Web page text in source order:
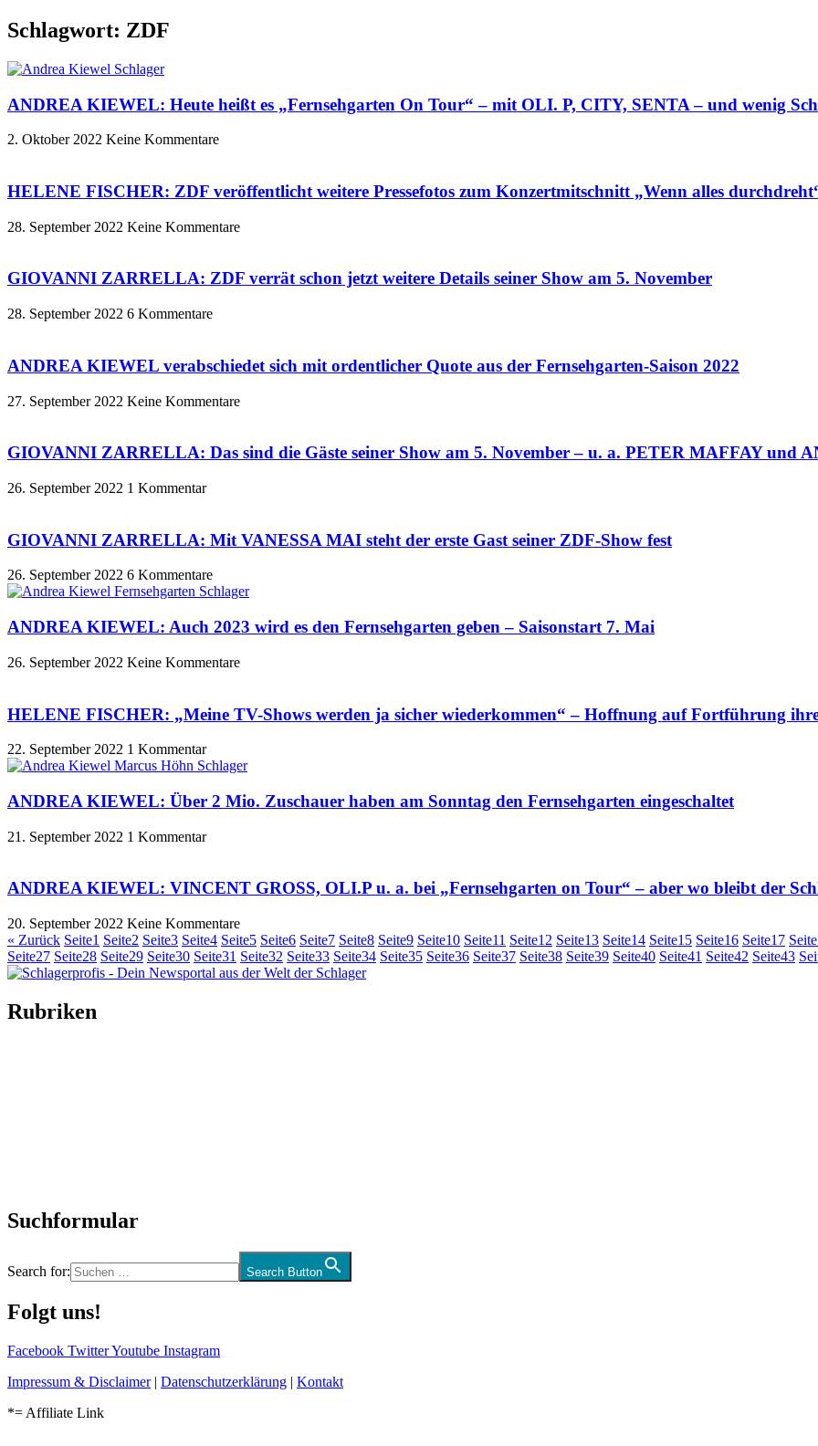
Schlagwort: ZDF
ANDREA KIEWEL: Heute heißt es „Fernsehgarten On Tour“ – mit OLI. P, CITY, SENTA – und wenig
2. Oktober 2022 Keine Kommentare
HELENE FISCHER: ZDF veröffentlicht weitere Pressefotos zum Konzertmitschnitt „Wenn alles
28. September 2022 Keine Kommentare
GIOVANNI ZARRELLA: ZDF verrät schon jetzt weitere Details seiner Show am 5. November
28. September 2022 6 Kommentare
ANDREA KIEWEL verabschiedet sich mit ordentlicher Quote aus der Fernsehgarten-Saison 2022
27. September 2022 Keine Kommentare
GIOVANNI ZARRELLA: Das sind die Gäste seiner Show am 5. November – u. a. PETER MAFFAY und
26. September 2022 1 Kommentar
GIOVANNI ZARRELLA: Mit VANESSA MAI steht der erste Gast seiner ZDF-Show fest
26. September 2022 6 Kommentare
ANDREA KIEWEL: Auch 2023 wird es den Fernsehgarten geben – Saisonstart 7. Mai
26. September 2022 Keine Kommentare
HELENE FISCHER: „Meine TV-Shows werden ja sicher wiederkommen“ – Hoffnung auf Fortführung
22. September 2022 1 Kommentar
ANDREA KIEWEL: Über 2 Mio. Zuschauer haben am Sonntag den Fernsehgarten eingeschaltet
21. September 2022 1 Kommentar
ANDREA KIEWEL: VINCENT GROSS, OLI.P u. a. bei „Fernsehgarten on Tour“ – aber wo bleibt der
20. September 2022 Keine Kommentare
« Zurück Seite1 Seite2 Seite3 Seite4 Seite5 Seite6 Seite7 Seite8 Seite9 Seite10 Seite11 Seite12 Seite13 Seite14 Seite15 Seite16 Seite17 Seite
Seite27 Seite28 Seite29 Seite30 Seite31 Seite32 Seite33 Seite34 Seite35 Seite36 Seite37 Seite38 Seite39 Seite40 Seite41 Seite42 Seite43
Rubriken
Suchformular
Search for: Search Button
Folgt uns!
Facebook TwitterYoutube Instagram
Impressum & Disclaimer| Datenschutzerklärung | Kontakt
*= Affiliate Link